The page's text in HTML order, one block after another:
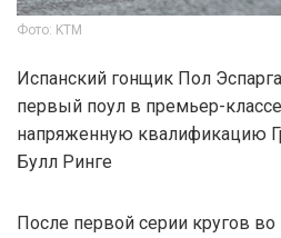
Фото: KTM
Испанский гонщик Пол
первый поул в премьер-
напряженную квалификацию
Булл Ринге
После первой серии кругов